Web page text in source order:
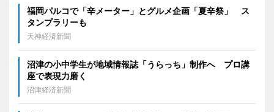
福岡パルコで「辛メーター」とグルメ企画「夏辛祭」 ス
タンプラリーも
天神経済新聞
沼津の小中学生が地域情報誌「うらっち」制作へ プロ講
座で表現力磨く
沼津経済新聞